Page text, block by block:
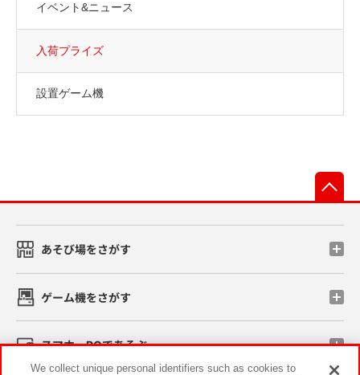
イベント&ニュース
入荷プライズ
設置ゲーム機
あそび場をさがす
ゲーム機をさがす
スマホ・PCであそぶ
We collect unique personal identifiers such as cookies to